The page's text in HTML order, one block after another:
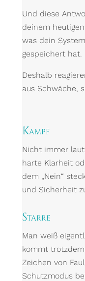
Und diese
deinem
was dein
gespeichert hat.
Deshalb
aus Schwäche,
Kampf
Nicht immer
harte Klarheit
dem „Nein“
und Sicherheit
Starre
Man weiß
kommt
Zeichen von
Schutzmodus